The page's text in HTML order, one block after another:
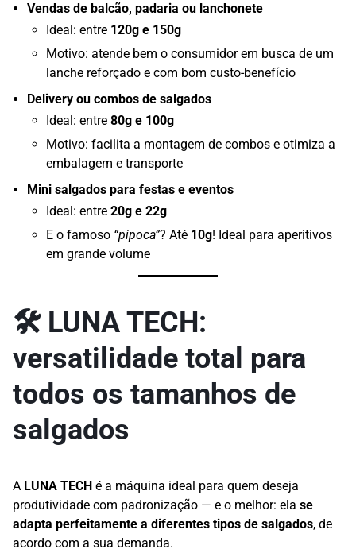
Vendas de balcão, padaria ou lanchonete
Ideal: entre 120g e 150g
Motivo: atende bem o consumidor em busca de um
lanche reforçado e com bom custo-benefício
Delivery ou combos de salgados
Ideal: entre 80g e 100g
Motivo: facilita a montagem de combos e otimiza a
embalagem e transporte
Mini salgados para festas e eventos
Ideal: entre 20g e 22g
E o famoso “pipoca”? Até 10g! Ideal para aperitivos
em grande volume
🛠️ LUNA TECH:
versatilidade total para
todos os tamanhos de
salgados
A LUNA TECH é a máquina ideal para quem deseja
produtividade com padronização — e o melhor: ela se
adapta perfeitamente a diferentes tipos de salgados, de
acordo com a sua demanda.